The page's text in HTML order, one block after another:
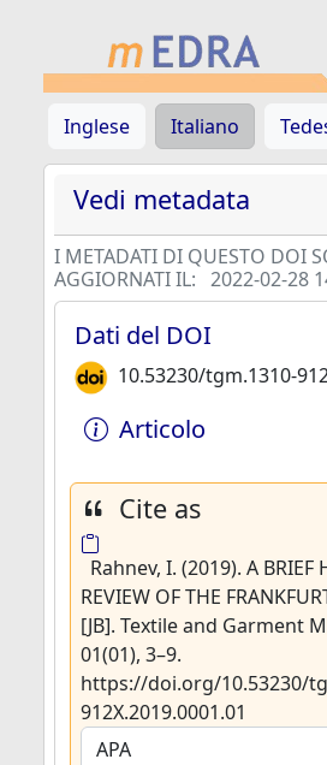
Inglese Italiano
Vedi metadata
I METADATI DI QUESTO DOI
AGGIORNATI IL: 2022-02-28
Dati del DOI
10.53230/tgm.1310-
Articolo
Cite as
Rahnev, I. (2019). A BRIEF
REVIEW OF THE
[JB]. Textile and Garment
01(01), 3–9.
https://doi.org/10.53230/
912X.2019.0001.01